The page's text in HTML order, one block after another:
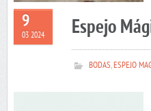
9
03 2024 Espejo
BODAS,ESPEJO